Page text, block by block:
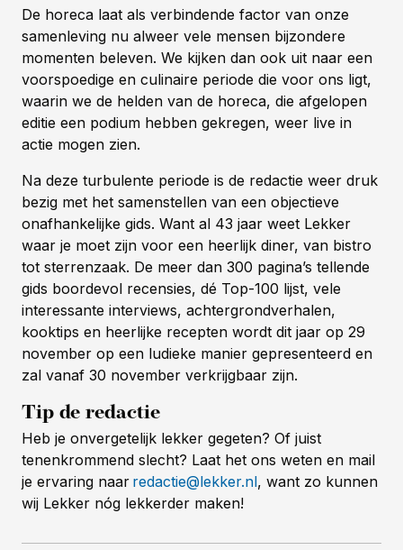
De horeca laat als verbindende factor van onze
samenleving nu alweer vele mensen bijzondere
momenten beleven. We kijken dan ook uit naar een
voorspoedige en culinaire periode die voor ons ligt,
waarin we de helden van de horeca, die afgelopen
editie een podium hebben gekregen, weer live in
actie mogen zien.
Na deze turbulente periode is de redactie weer druk
bezig met het samenstellen van een objectieve
onafhankelijke gids. Want al 43 jaar weet Lekker
waar je moet zijn voor een heerlijk diner, van bistro
tot sterrenzaak. De meer dan 300 pagina’s tellende
gids boordevol recensies, dé Top-100 lijst, vele
interessante interviews, achtergrondverhalen,
kooktips en heerlijke recepten wordt dit jaar op 29
november op een ludieke manier gepresenteerd en
zal vanaf 30 november verkrijgbaar zijn.
Tip de redactie
Heb je onvergetelijk lekker gegeten? Of juist
tenenkrommend slecht? Laat het ons weten en mail
je ervaring naar redactie@lekker.nl, want zo kunnen
wij Lekker nóg lekkerder maken!